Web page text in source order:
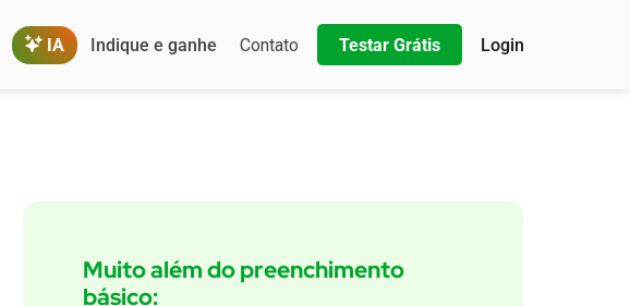
IA Indique e ganhe Contato Testar Grátis Login
Muito além do preenchimento
básico: